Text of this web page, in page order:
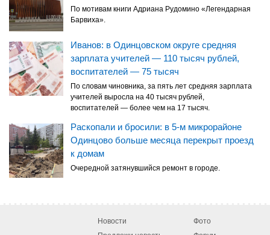
По мотивам книги Адриана Рудомино «Легендарная
Барвиха».
Иванов: в Одинцовском округе средняя
зарплата учителей — 110 тысяч рублей,
воспитателей — 75 тысяч
По словам чиновника, за пять лет средняя зарплата
учителей выросла на 40 тысяч рублей,
воспитателей — более чем на 17 тысяч.
Раскопали и бросили: в 5-м микрорайоне
Одинцово больше месяца перекрыт проезд
к домам
Очередной затянувшийся ремонт в городе.
Новости
Фото